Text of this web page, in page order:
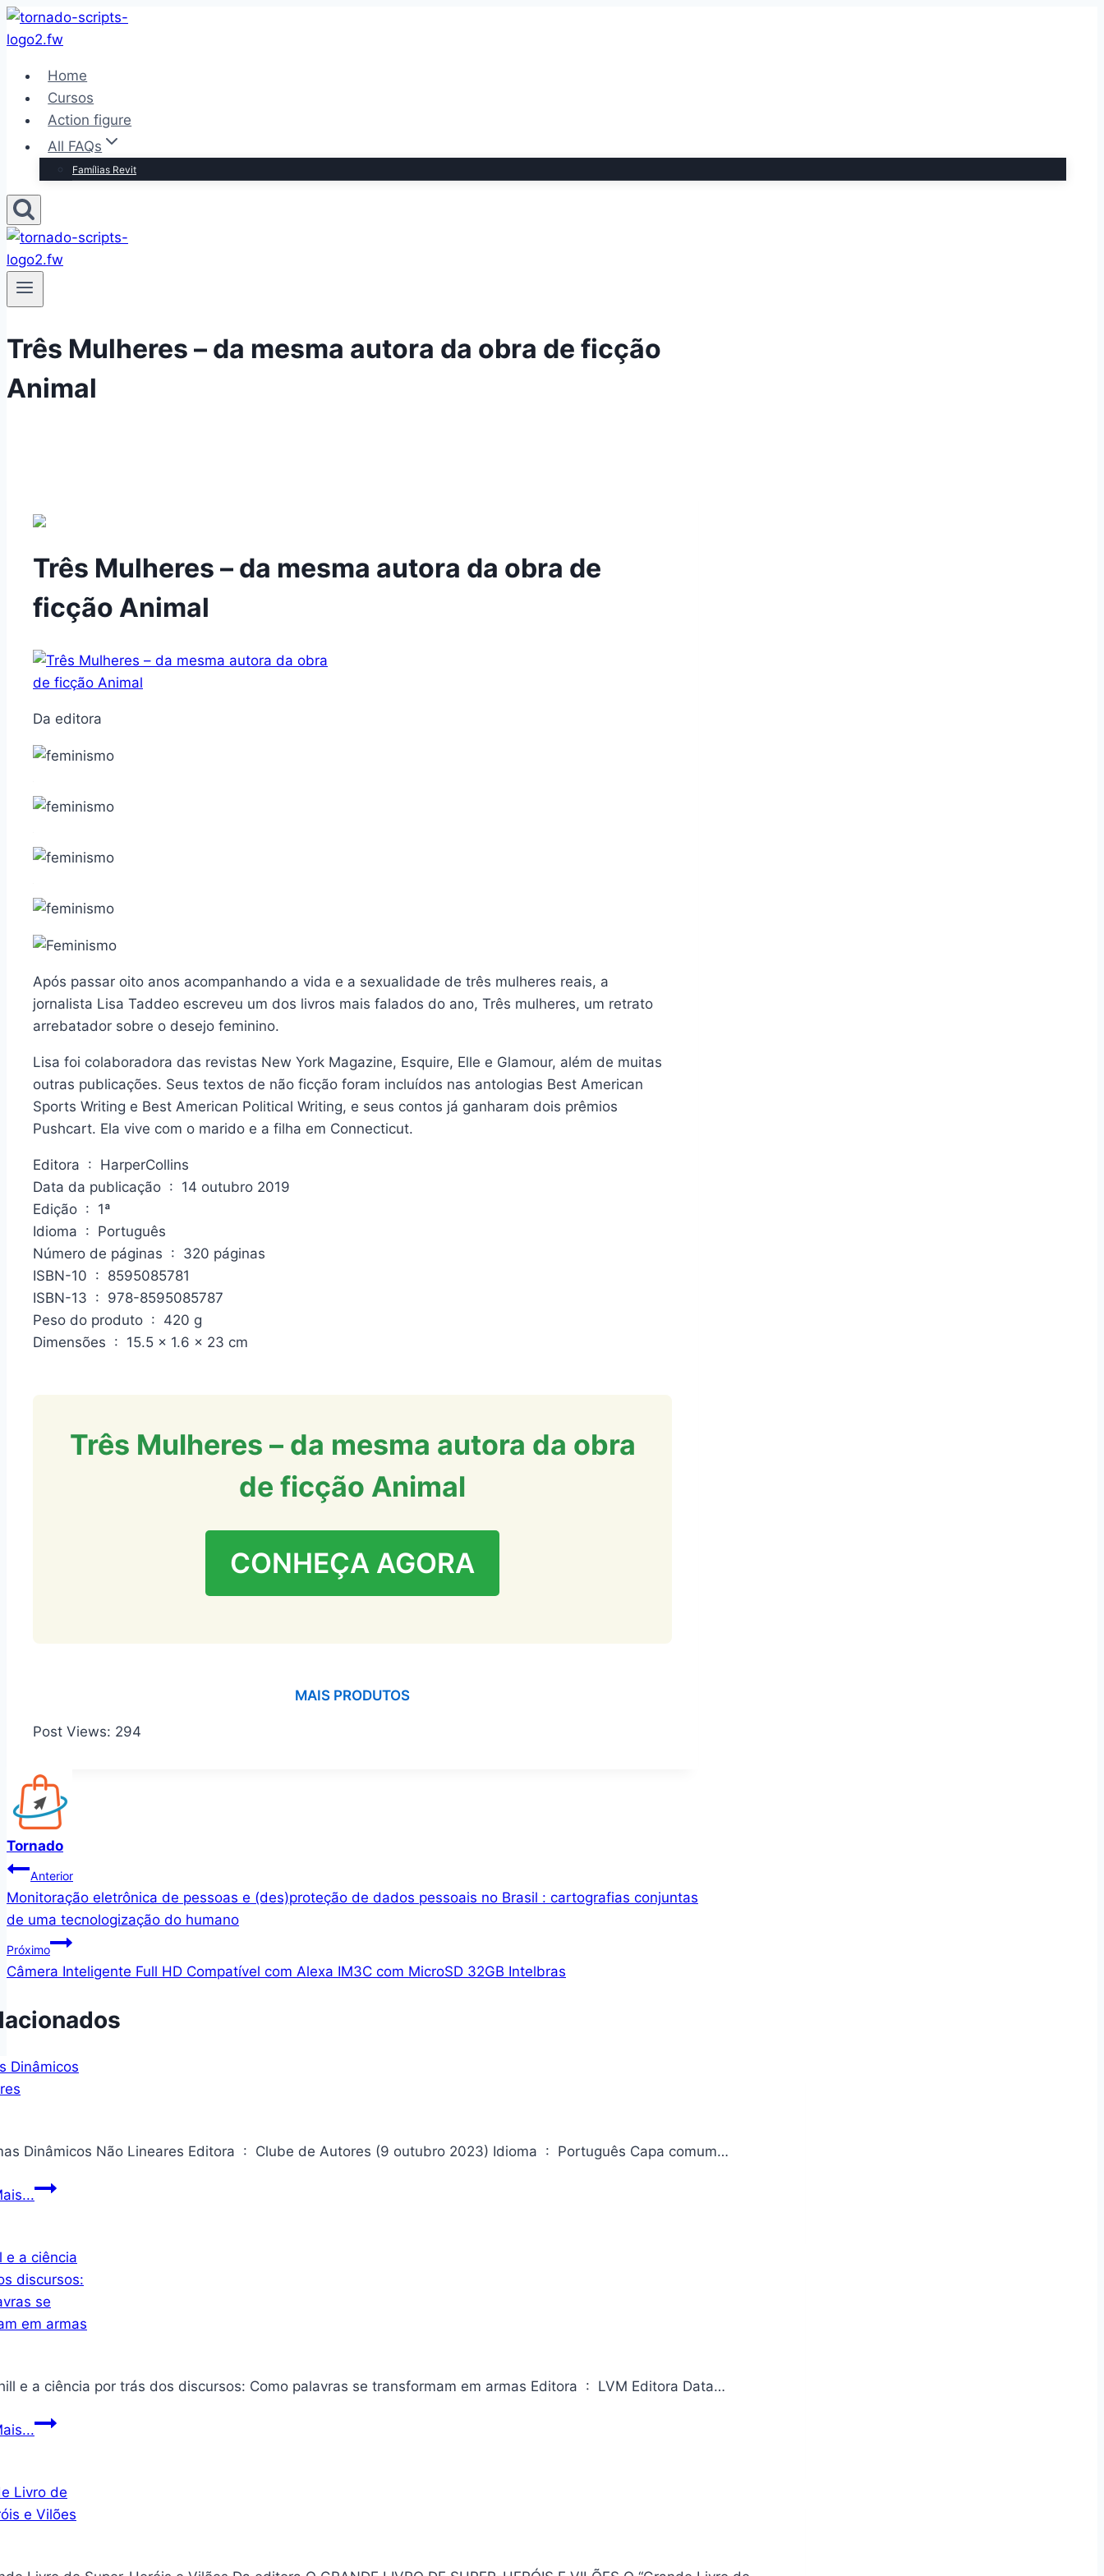
Pular
para
Conteúdo
Home
Cursos
Action figure
All FAQs
Famílias Revit
Três Mulheres – da mesma autora da obra de ficção
Animal
Três Mulheres – da mesma autora da obra de
ficção Animal
Da editora
Após passar oito anos acompanhando a vida e a sexualidade de três mulheres reais, a
jornalista Lisa Taddeo escreveu um dos livros mais falados do ano, Três mulheres, um retrato
arrebatador sobre o desejo feminino.
Lisa foi colaboradora das revistas New York Magazine, Esquire, Elle e Glamour, além de muitas
outras publicações. Seus textos de não ficção foram incluídos nas antologias Best American
Sports Writing e Best American Political Writing, e seus contos já ganharam dois prêmios
Pushcart. Ela vive com o marido e a filha em Connecticut.
Editora ‏ : ‎ HarperCollins
Data da publicação ‏ : ‎ 14 outubro 2019
Edição ‏ : ‎ 1ª
Idioma ‏ : ‎ Português
Número de páginas ‏ : ‎ 320 páginas
ISBN-10 ‏ : ‎ 8595085781
ISBN-13 ‏ : ‎ 978-8595085787
Peso do produto ‏ : ‎ 420 g
Dimensões ‏ : ‎ 15.5 x 1.6 x 23 cm
Três Mulheres – da mesma autora da obra
de ficção Animal
CONHEÇA AGORA
MAIS PRODUTOS
Post Views: 294
Tornado
Navegação
de
Post
Anterior
Monitoração eletrônica de pessoas e (des)proteção de dados pessoais no Brasil : cartografias conjuntas
de uma tecnologização do humano
Próximo
Câmera Inteligente Full HD Compatível com Alexa IM3C com MicroSD 32GB Intelbras
Sistemas Dinâmicos Não Lineares Editora ‏ : ‎ Clube de Autores (9 outubro 2023) Idioma ‏ : ‎ Português Capa comum…
Sistemas
Lineares
Churchill e a ciência por trás dos discursos: Como palavras se transformam em armas Editora ‏ : ‎ LVM Editora Data…
Churchill
ciência
por